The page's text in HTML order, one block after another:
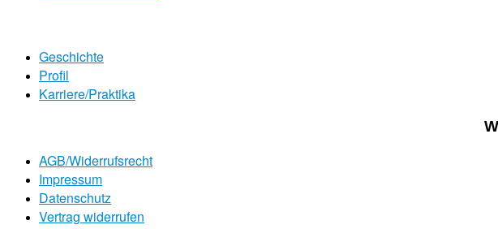
Geschichte
Profil
Karriere/Praktika
AGB/Widerrufsrecht
Impressum
Datenschutz
Vertrag widerrufen